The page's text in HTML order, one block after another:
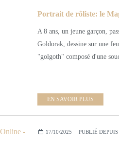
Portrait de rôliste: le
A 8 ans, un jeune garçon,
Goldorak, dessine sur une
"golgoth" composé d'une
EN SAVOIR PLUS
17/10/2025 PUBLIÉ